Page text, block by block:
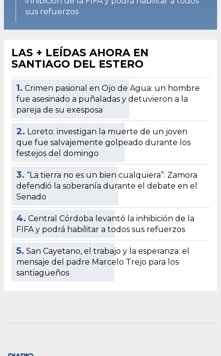
sus refuerzos
LAS + LEÍDAS AHORA EN
SANTIAGO DEL ESTERO
1. Crimen pasional en Ojo de Agua: un hombre
fue asesinado a puñaladas y detuvieron a la
pareja de su exesposa
2. Loreto: investigan la muerte de un joven
que fue salvajemente golpeado durante los
festejos del domingo
3. “La tierra no es un bien cualquiera”: Zamora
defendió la soberanía durante el debate en el
Senado
4. Central Córdoba levantó la inhibición de la
FIFA y podrá habilitar a todos sus refuerzos
5. San Cayetano, el trabajo y la esperanza: el
mensaje del padre Marcelo Trejo para los
santiagueños